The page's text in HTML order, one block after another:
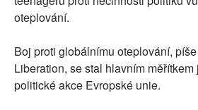
oteplování.
Boj proti globálnímu oteplování,
Liberation, se stal hlavním
politické akce Evropské unie.